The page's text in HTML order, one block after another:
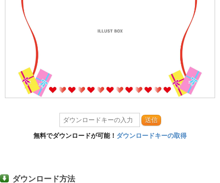
送信
無料でダウンロードが可能！ ダウンロードキーの取得
ダウンロード方法